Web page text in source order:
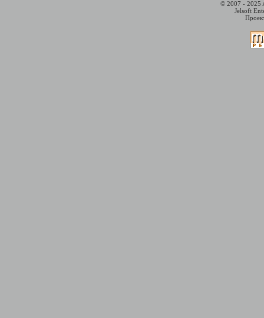
© 2007 - 2025
Jelsoft